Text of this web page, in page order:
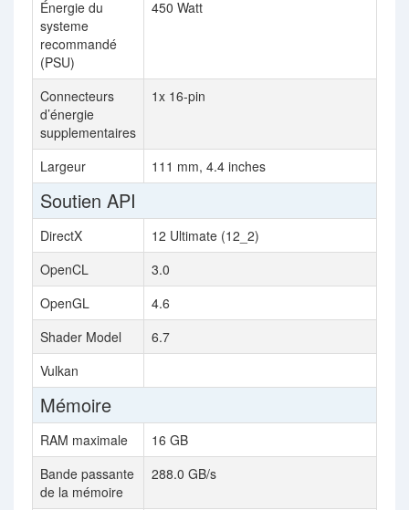
Énergie du
systeme
recommandé
(PSU)
450 Watt
Connecteurs
d’énergie
supplementaires
1x 16-pin
Largeur 111 mm, 4.4 inches
Soutien API
DirectX 12 Ultimate (12_2)
OpenCL
3.0
OpenGL
4.6
Shader Model
6.7
Vulkan
Mémoire
RAM maximale 16 GB
Bande passante
de la mémoire
288.0 GB/s